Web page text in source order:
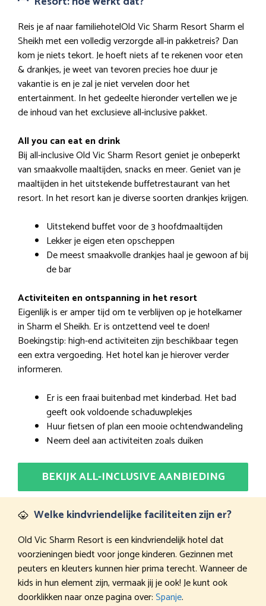
Reis je af naar familiehotelOld Vic Sharm Resort Sharm el
Sheikh met een volledig verzorgde all-in pakketreis? Dan
kom je niets tekort. Je hoeft niets af te rekenen voor eten
& drankjes, je weet van tevoren precies hoe duur je
vakantie is en je zal je niet vervelen door het
entertainment. In het gedeelte hieronder vertellen we je
de inhoud van het exclusieve all-inclusive pakket.
All you can eat en drink
Bij all-inclusive Old Vic Sharm Resort geniet je onbeperkt
van smaakvolle maaltijden, snacks en meer. Geniet van je
maaltijden in het uitstekende buffetrestaurant van het
resort. In het resort kan je diverse soorten drankjes krijgen.
Uitstekend buffet voor de 3 hoofdmaaltijden
Lekker je eigen eten opscheppen
De meest smaakvolle drankjes haal je gewoon af bij
de bar
Activiteiten en ontspanning in het resort
Eigenlijk is er amper tijd om te verblijven op je hotelkamer
in Sharm el Sheikh. Er is ontzettend veel te doen!
Boekingstip: high-end activiteiten zijn beschikbaar tegen
een extra vergoeding. Het hotel kan je hierover verder
informeren.
Er is een fraai buitenbad met kinderbad. Het bad
geeft ook voldoende schaduwplekjes
Huur fietsen of plan een mooie ochtendwandeling
Neem deel aan activiteiten zoals duiken
BEKIJK ALL-INCLUSIVE AANBIEDING
Welke kindvriendelijke faciliteiten zijn er?
Old Vic Sharm Resort is een kindvriendelijk hotel dat
voorzieningen biedt voor jonge kinderen. Gezinnen met
peuters en kleuters kunnen hier prima terecht. Wanneer de
kids in hun element zijn, vermaak jij je ook! Je kunt ook
doorklikken naar onze pagina over:Spanje.